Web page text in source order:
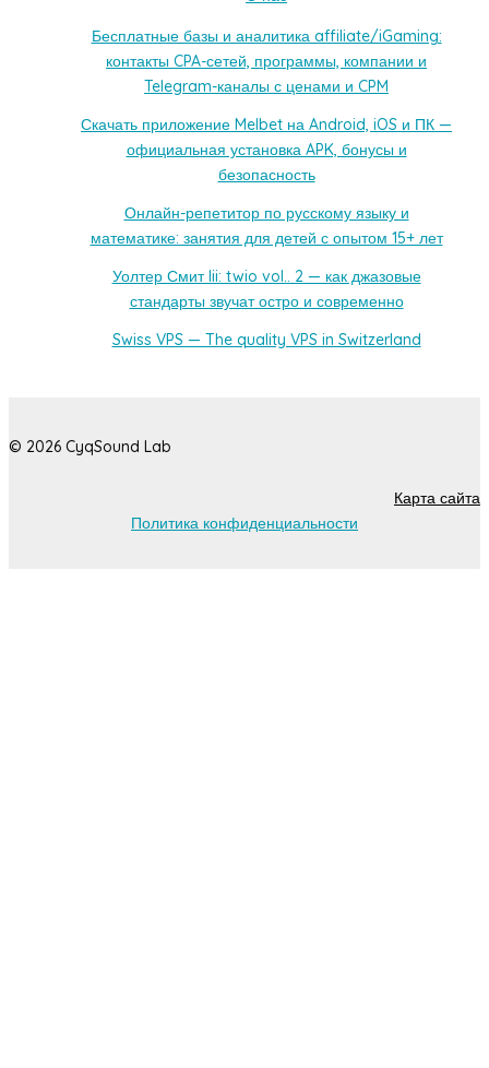
Бесплатные базы и аналитика affiliate/iGaming:
контакты CPA-сетей, программы, компании и
Telegram-каналы с ценами и CPM
Скачать приложение Melbet на Android, iOS и ПК —
официальная установка APK, бонусы и
безопасность
Онлайн-репетитор по русскому языку и
математике: занятия для детей с опытом 15+ лет
Уолтер Смит Iii: twio vol.. 2 — как джазовые
стандарты звучат остро и современно
Swiss VPS — The quality VPS in Switzerland
© 2026 CyqSound Lab
Карта сайта
Политика конфиденциальности